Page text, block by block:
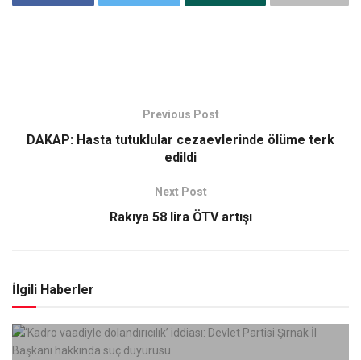
Previous Post
DAKAP: Hasta tutuklular cezaevlerinde ölüme terk
edildi
Next Post
Rakıya 58 lira ÖTV artışı
İlgili Haberler